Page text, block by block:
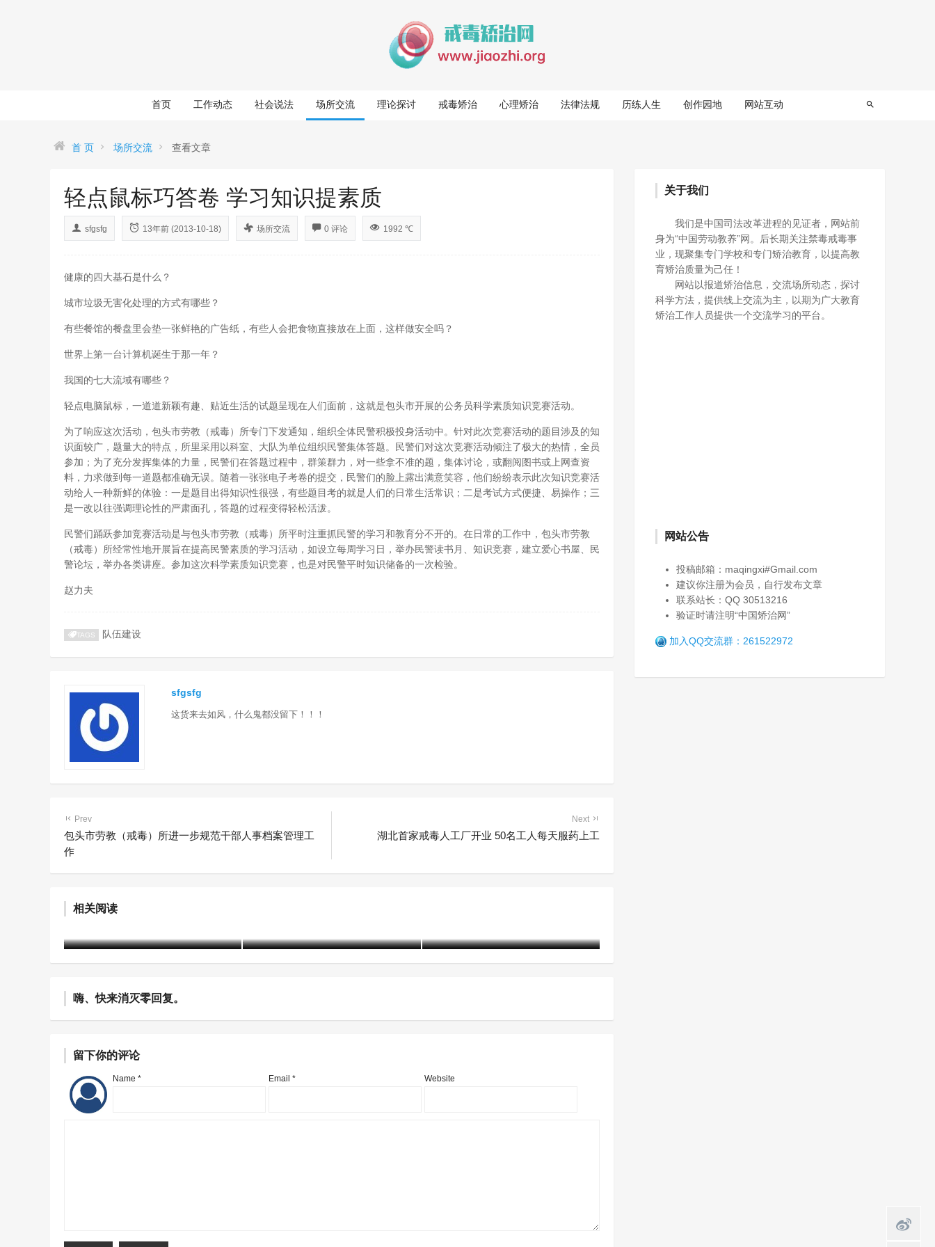
首页 工作动态 社会说法 场所交流 理论探讨 戒毒矫治 心理矫治 法律法规 历练人生 创作园地 网站互动
首 页 场所交流 查看文章
轻点鼠标巧答卷 学习知识提素质
sfgsfg 13年前 (2013-10-18) 场所交流 0 评论 1992 ℃
健康的四大基石是什么？
城市垃圾无害化处理的方式有哪些？
有些餐馆的餐盘里会垫一张鲜艳的广告纸，有些人会把食物直接放在上面，这样做安全吗？
世界上第一台计算机诞生于那一年？
我国的七大流域有哪些？
轻点电脑鼠标，一道道新颖有趣、贴近生活的试题呈现在人们面前，这就是包头市开展的公务员科学素质知识竞赛活动。
为了响应这次活动，包头市劳教（戒毒）所专门下发通知，组织全体民警积极投身活动中。针对此次竞赛活动的题目涉及的知
识面较广，题量大的特点，所里采用以科室、大队为单位组织民警集体答题。民警们对这次竞赛活动倾注了极大的热情，全员
参加；为了充分发挥集体的力量，民警们在答题过程中，群策群力，对一些拿不准的题，集体讨论，或翻阅图书或上网查资
料，力求做到每一道题都准确无误。随着一张张电子考卷的提交，民警们的脸上露出满意笑容，他们纷纷表示此次知识竞赛活
动给人一种新鲜的体验：一是题目出得知识性很强，有些题目考的就是人们的日常生活常识；二是考试方式便捷、易操作；三
是一改以往强调理论性的严肃面孔，答题的过程变得轻松活泼。
民警们踊跃参加竞赛活动是与包头市劳教（戒毒）所平时注重抓民警的学习和教育分不开的。在日常的工作中，包头市劳教
（戒毒）所经常性地开展旨在提高民警素质的学习活动，如设立每周学习日，举办民警读书月、知识竞赛，建立爱心书屋、民
警论坛，举办各类讲座。参加这次科学素质知识竞赛，也是对民警平时知识储备的一次检验。
赵力夫
TAGS 队伍建设
sfgsfg
这货来去如风，什么鬼都没留下！！！
Prev
包头市劳教（戒毒）所进一步规范干部人事档案管理工
作
Next
湖北首家戒毒人工厂开业 50名工人每天服药上工
相关阅读
育整顿推进会
关于我们
我们是中国司法改革进程的见证者，网站前
身为“中国劳动教养”网。后长期关注禁毒戒毒事
业，现聚集专门学校和专门矫治教育，以提高教
育矫治质量为己任！
网站以报道矫治信息，交流场所动态，探讨
科学方法，提供线上交流为主，以期为广大教育
矫治工作人员提供一个交流学习的平台。
网站公告
投稿邮箱：maqingxi#Gmail.com
建议你注册为会员，自行发布文章
联系站长：QQ 30513216
验证时请注明“中国矫治网”
加入QQ交流群：261522972